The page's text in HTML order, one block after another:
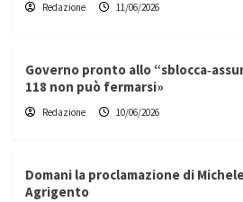
Redazione 11/06/2026
Governo pronto allo
118 non può fermarsi»
Redazione 10/06/2026
Domani la proclamazione di
Agrigento